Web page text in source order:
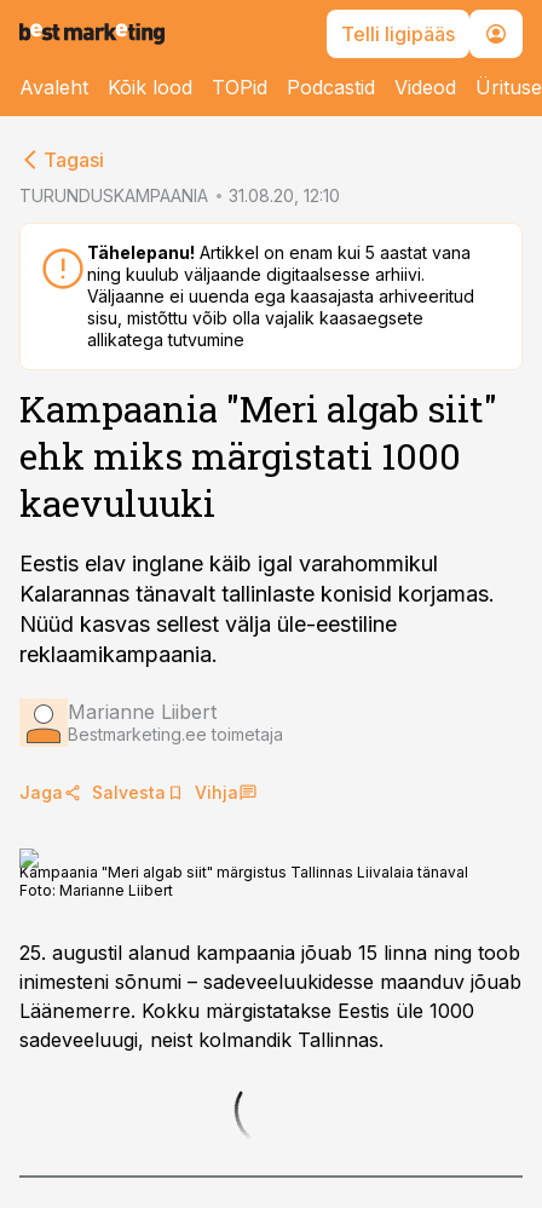
Telli ligipääs
Avaleht Kõik lood TOPid Podcastid Videod
Tagasi
TURUNDUSKAMPAANIA 31.08.20, 12:10
Tähelepanu! Artikkel on enam kui 5 aastat vana
ning kuulub väljaande digitaalsesse arhiivi.
Väljaanne ei uuenda ega kaasajasta arhiveeritud
sisu, mistõttu võib olla vajalik kaasaegsete
allikatega tutvumine
Kampaania "Meri algab siit"
ehk miks märgistati 1000
kaevuluuki
Eestis elav inglane käib igal varahommikul
Kalarannas tänavalt tallinlaste konisid korjamas.
Nüüd kasvas sellest välja üle-eestiline
reklaamikampaania.
Marianne Liibert
Bestmarketing.ee toimetaja
Jaga Salvesta Vihja
Kampaania "Meri algab siit" märgistus Tallinnas Liivalaia tänaval
Foto: Marianne Liibert
25. augustil alanud kampaania jõuab 15 linna ning toob
inimesteni sõnumi – sadeveeluukidesse maanduv jõuab
Läänemerre. Kokku märgistatakse Eestis üle 1000
sadeveeluugi, neist kolmandik Tallinnas.